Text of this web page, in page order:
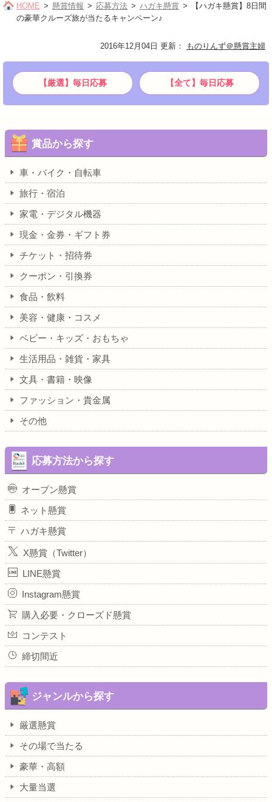
HOME 懸賞情報 応募方法 ハガキ懸賞
【ハガキ懸賞】8日間
の豪華クルーズ旅が当たるキャンペーン♪
2016年12月04日 更新 ： ものりんず＠懸賞主婦
【厳選】毎日応募 【全て】毎日応募
賞品から探す
車・バイク・自転車
旅行・宿泊
家電・デジタル機器
現金・金券・ギフト券
チケット・招待券
クーポン・引換券
食品・飲料
美容・健康・コスメ
ベビー・キッズ・おもちゃ
生活用品・雑貨・家具
文具・書籍・映像
ファッション・貴金属
その他
応募方法から探す
オープン懸賞
ネット懸賞
ハガキ懸賞
X懸賞（Twitter）
LINE懸賞
Instagram懸賞
購入必要・クローズド懸賞
コンテスト
締切間近
ジャンルから探す
厳選懸賞
その場で当たる
豪華・高額
大量当選